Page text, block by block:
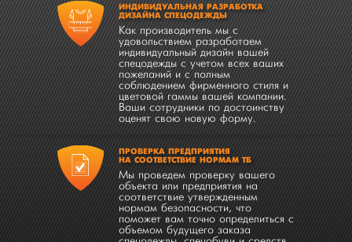
ИНДИВИДУАЛЬНАЯ РАЗРАБОТКА
ДИЗАЙНА СПЕЦОДЕЖДЫ
Как производитель мы с
удовольствием разработаем
индивидуальный дизайн вашей
спецодежды с учетом всех ваших
пожеланий и с полным
соблюдением фирменного стиля и
цветовой гаммы вашей компании.
Ваши сотрудники по достоинству
оценят свою новую форму.
ПРОВЕРКА ПРЕДПРИЯТИЯ
НА СООТВЕТСТВИЕ НОРМАМ ТБ
Мы проведем проверку вашего
объекта или предприятия на
соответствие утвержденным
нормам безопасности, что
поможет вам точно определиться с
объемом будущего заказа